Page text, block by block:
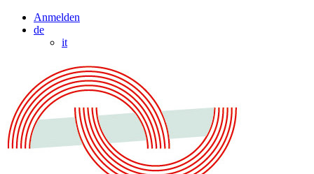
Anmelden
de
it